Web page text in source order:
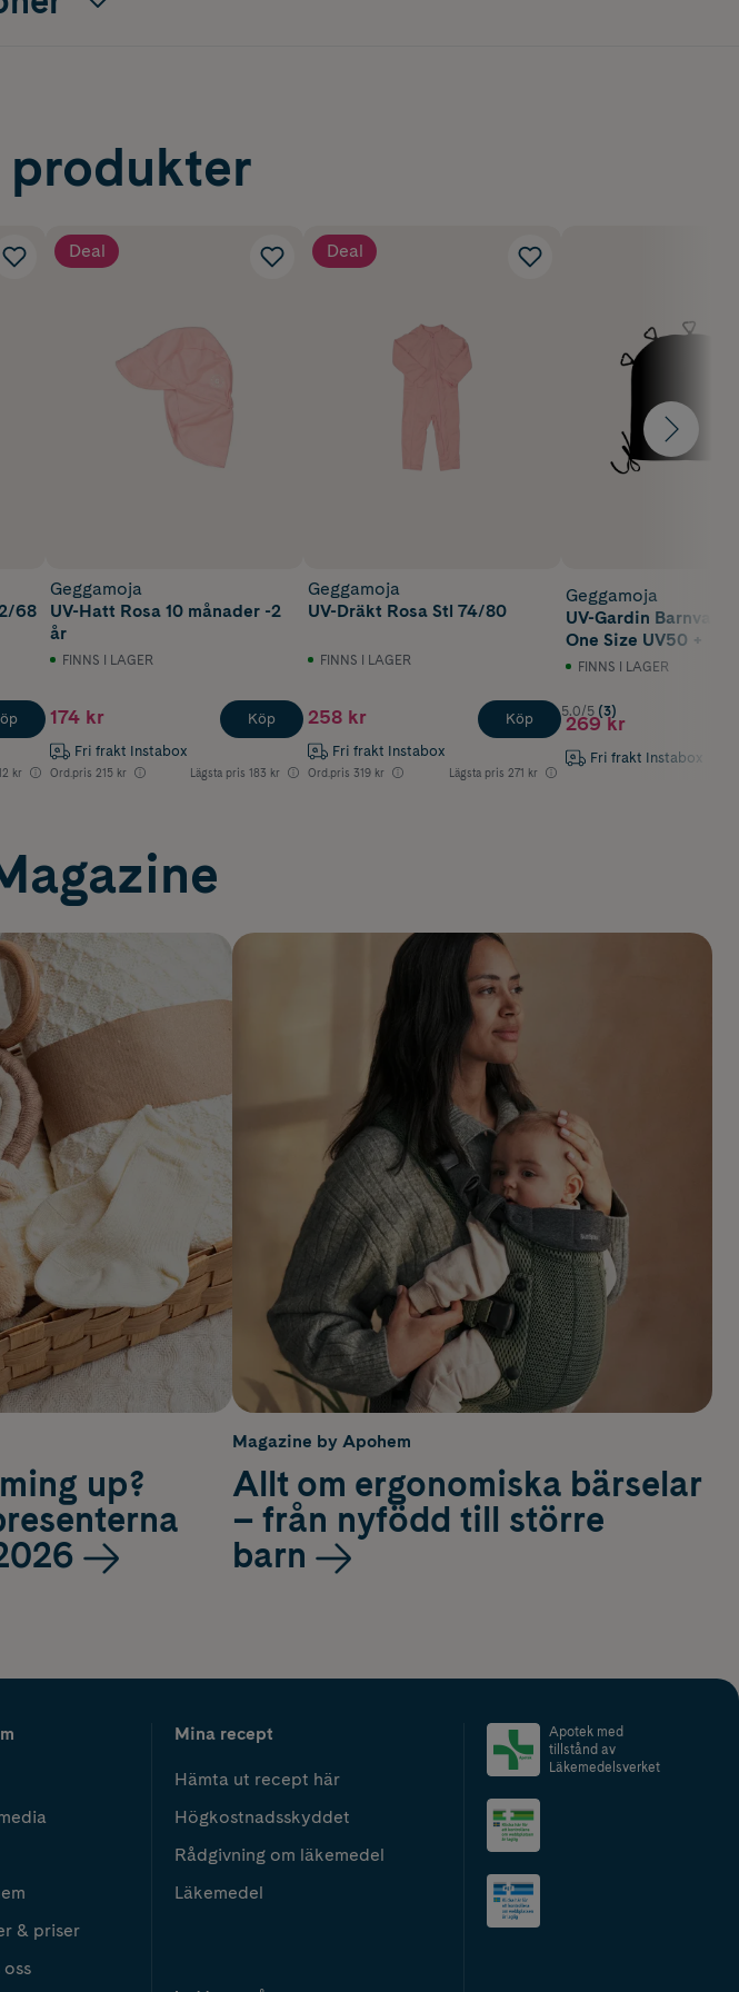
produkter
68
kr
Deal
Geggamoja
UV-Hatt Rosa 10 månader -2
år
FINNS I LAGER
174 kr
Fri frakt Instabox
Ord.pris 215 kr Lägsta pris 183 kr
Köp
Deal
Geggamoja
UV-Dräkt Rosa Stl 74/80
FINNS I LAGER
258 kr
Fri frakt Instabox
Ord.pris 319 kr Lägsta pris 271 kr
Köp
Geggamoja
UV-Gardin Barnvagn
One Size UV50 +
FINNS I LAGER
5.0/5 (3)
269 kr
Fri frakt Instabox
up?
Magazine by Apohem
Allt om ergonomiska bärselar
– från nyfödd till större
barn
& priser
Mina recept
Hämta ut recept här
Högkostnadsskyddet
Rådgivning om läkemedel
Läkemedel
Apotek med
tillstånd av
Läkemedelsverket